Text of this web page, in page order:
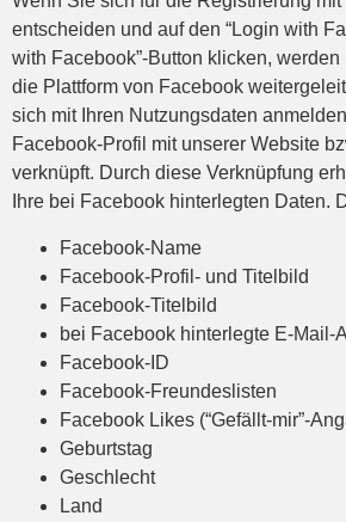
entscheiden und auf den “Login with
with Facebook”-Button klicken,
die Plattform von Facebook
sich mit Ihren Nutzungsdaten
Facebook-Profil mit unserer Website
verknüpft. Durch diese Verknüpfung
Ihre bei Facebook hinterlegten Daten.
Facebook-Name
Facebook-Profil- und Titelbild
Facebook-Titelbild
bei Facebook hinterlegte E-Mail-
Facebook-ID
Facebook-Freundeslisten
Facebook Likes (“Gefällt-mir”-
Geburtstag
Geschlecht
Land